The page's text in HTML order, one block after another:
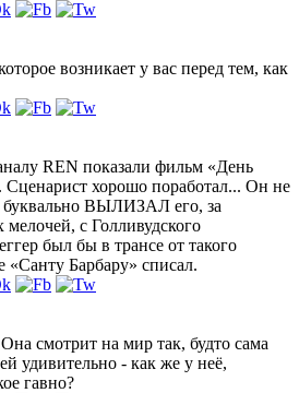
возникает у вас перед тем, как
REN показали фильм «День
хорошо поработал... Он не
буквально ВЫЛИЗАЛ его, за
с Голливудского
был бы в трансе от такого
«Санту Барбару» списал.
смотрит на мир так, будто сама
удивительно - как же у неё,
гавно?